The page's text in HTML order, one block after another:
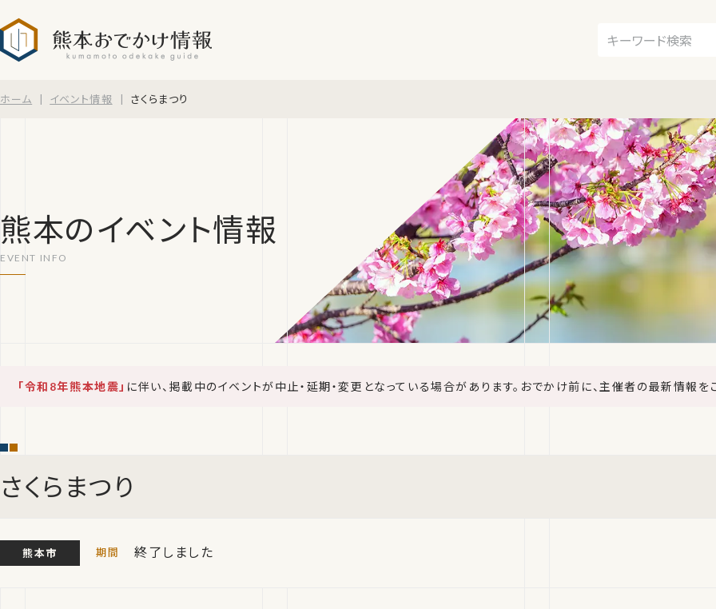
ホーム イベント情報 さくらまつり
熊本のイベント情報
「令和8年熊本地震」 に伴い、掲載中のイベントが中止・延期・変更となっている場合があります。おでかけ前に、主催者の最新情報を
さくらまつり
熊本市 終了しました